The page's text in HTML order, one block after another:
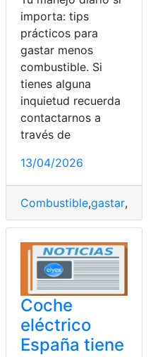
Movilización,Planificación
importa: tips
prácticos para
gastar menos
combustible. Si
tienes alguna
inquietud recuerda
contactarnos a
través de
13/04/2026
Combustible,gastar,
Coche
eléctrico
España tiene